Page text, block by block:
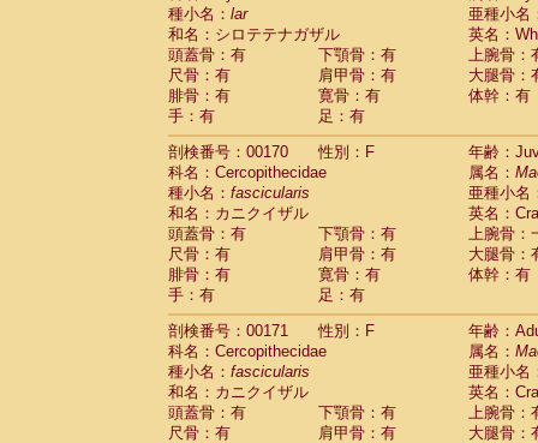
種小名： lar
亜種小名
和名：シロテテナガザル
英名：
頭蓋骨：有
下顎骨：有
上腕骨：
尺骨：有
肩甲骨：有
大腿骨：
腓骨：有
寛骨：有
体幹：有
手：有
足：有
剖検番号：00170
性別：F
年齢：
科名：Cercopithecidae
属名：
種小名： fascicularis
亜種小名
和名：カニクイザル
英名：
頭蓋骨：有
下顎骨：有
上腕骨：
尺骨：有
肩甲骨：有
大腿骨：
腓骨：有
寛骨：有
体幹：有
手：有
足：有
剖検番号：00171
性別：F
年齢：
科名：Cercopithecidae
属名：
種小名： fascicularis
亜種小名
和名：カニクイザル
英名：
頭蓋骨：有
下顎骨：有
上腕骨：
尺骨：有
肩甲骨：有
大腿骨：